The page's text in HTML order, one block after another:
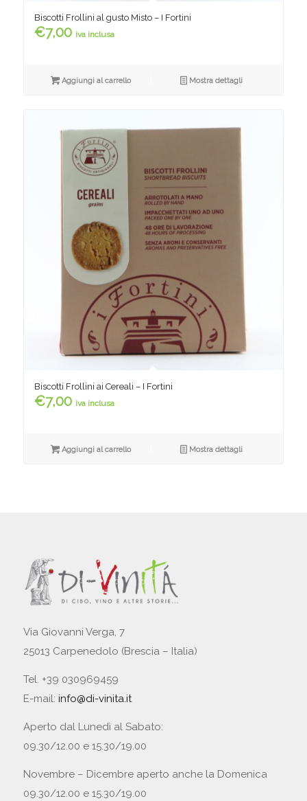
Biscotti Frollini al gusto Misto – I Fortini
€7,00 iva inclusa
Aggiungi al carrello Mostra dettagli
Biscotti Frollini ai Cereali – I Fortini
€7,00 iva inclusa
Aggiungi al carrello Mostra dettagli
Via Giovanni Verga, 7
25013 Carpenedolo (Brescia – Italia)
Tel. +39 030969459
E-mail: info@di-vinita.it
Aperto dal Lunedì al Sabato:
09.30/12.00 e 15.30/19.00
Novembre – Dicembre aperto anche la Domenica
09.30/12.00 e 15.30/19.00